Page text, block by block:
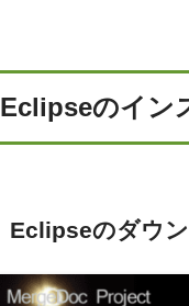
Eclipseのイン
Eclipseのダウ